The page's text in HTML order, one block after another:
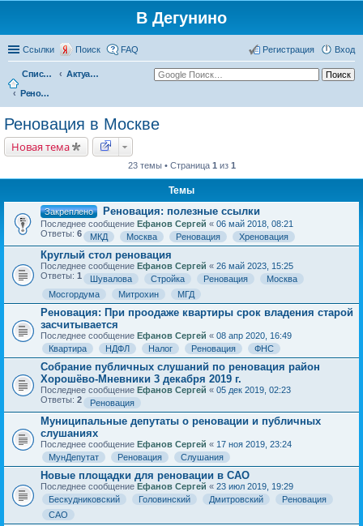
В Дегунино
Ссылки Поиск FAQ Вход
Регистрация
Список форумов
Актуальные вопросы
Реновация в Москве
Реновация в Москве
Новая тема
23 темы • Страница 1 из 1
Темы
Закреплено Реновация: полезные ссылки
Последнее сообщение Ефанов Сергей « 06 май 2018, 08:21
Ответы: 6 МКД Москва Реновация Хреновация
Круглый стол реновация
Последнее сообщение Ефанов Сергей « 26 май 2023, 15:25
Ответы: 1 Шувалова Стройка Реновация
Москва
Мосгордума
Митрохин МГД
Реновация: При проодаже квартиры срок владения старой
засчитывается
Последнее сообщение Ефанов Сергей « 08 апр 2020, 16:49
Квартира
НДФЛ Налог Реновация ФНС
Собрание публичных слушаний по реновация район
Хорошёво-Мневники 3 декабря 2019 г.
Последнее сообщение Ефанов Сергей « 05 дек 2019, 02:23
Ответы: 2 Реновация
Муниципальные депутаты о реновации и публичных
слушаниях
Последнее сообщение Ефанов Сергей « 17 ноя 2019, 23:24
МунДепутат
Реновация Слушания
Новые площадки для реновации в САО
Последнее сообщение Ефанов Сергей « 23 июл 2019, 19:29
Бескудниковский
Головинский Дмитровский
Реновация
САО